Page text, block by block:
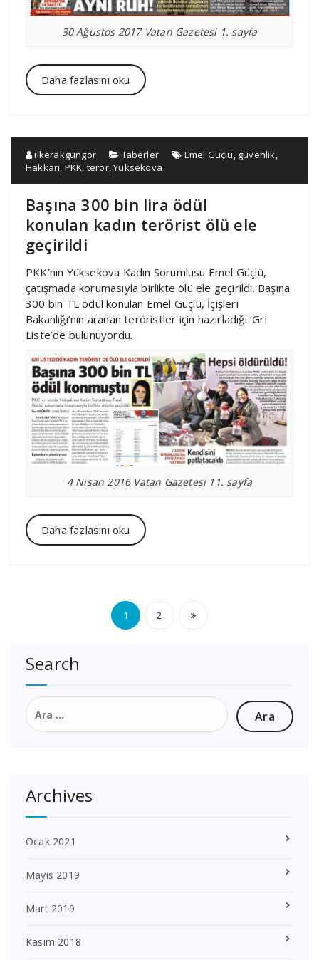
30 Ağustos 2017 Vatan Gazetesi 1. sayfa
Daha fazlasını oku
ilkerakgungor Haberler Emel Güçlü, güvenlik,
Hakkari, PKK, terör,Yüksekova
Başına 300 bin lira ödül
konulan kadın terörist ölü ele
geçirildi
PKK’nın Yüksekova Kadın Sorumlusu Emel Güçlü,
çatışmada korumasıyla birlikte ölü ele geçirildi. Başına
300 bin TL ödül konulan Emel Güçlü, İçişleri
Bakanlığı’nın aranan teröristler için hazırladığı ‘Gri
Liste’de bulunuyordu.
4 Nisan 2016 Vatan Gazetesi 11. sayfa
Daha fazlasını oku
Yazı
1 2
Search
Arama:
Archives
Ocak 2021
Mayıs 2019
Mart 2019
Kasım 2018